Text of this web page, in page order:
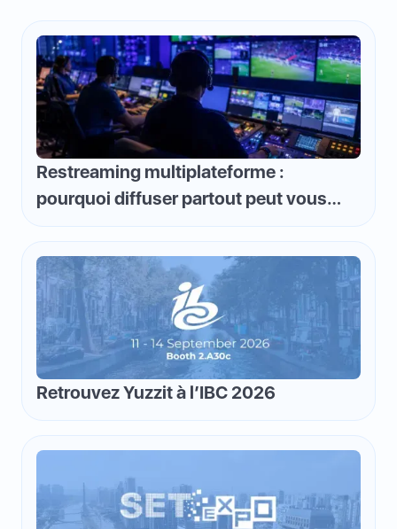
Restreaming multiplateforme :
pourquoi diffuser partout peut vous
faire perdre de l'argent et comment
inverser la logique
Retrouvez Yuzzit à l’IBC 2026